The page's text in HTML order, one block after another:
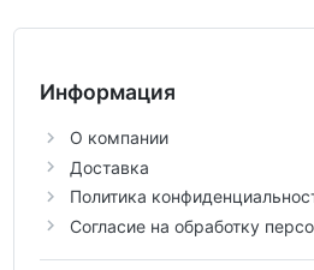
Информация
О компании
Доставка
Политика
Согласие на обработку